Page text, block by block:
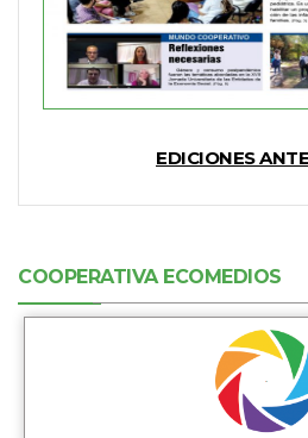
EDICIONES
COOPERATIVA ECOMEDIOS